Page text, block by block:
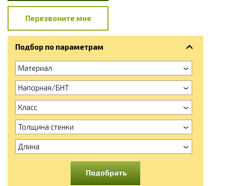
Перезвоните мне
Подбор по параметрам
Материал
Напорная/БНТ
Класс
Толщина стенки
Длина
Подобрать